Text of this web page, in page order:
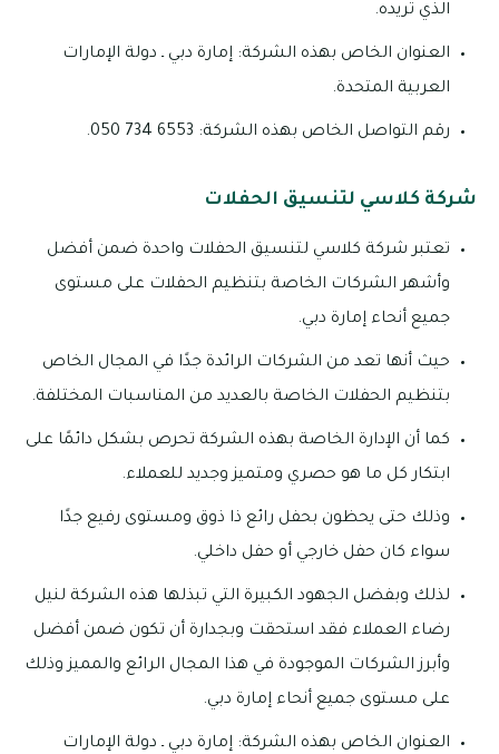
الذي تريده.
العنوان الخاص بهذه الشركة: إمارة دبي ـ دولة الإمارات
العربية المتحدة.
رقم التواصل الخاص بهذه الشركة: 6553 734 050.
شركة كلاسي لتنسيق الحفلات
تعتبر شركة كلاسي لتنسيق الحفلات واحدة ضمن أفضل
وأشهر الشركات الخاصة بتنظيم الحفلات على مستوى
جميع أنحاء إمارة دبي.
حيث أنها تعد من الشركات الرائدة جدًا في المجال الخاص
بتنظيم الحفلات الخاصة بالعديد من المناسبات المختلفة.
كما أن الإدارة الخاصة بهذه الشركة تحرص بشكل دائمًا على
ابتكار كل ما هو حصري ومتميز وجديد للعملاء.
وذلك حتى يحظون بحفل رائع ذا ذوق ومستوى رفيع جدًا
سواء كان حفل خارجي أو حفل داخلي.
لذلك وبفضل الجهود الكبيرة التي تبذلها هذه الشركة لنيل
رضاء العملاء فقد استحقت وبجدارة أن تكون ضمن أفضل
وأبرز الشركات الموجودة في هذا المجال الرائع والمميز وذلك
على مستوى جميع أنحاء إمارة دبي.
العنوان الخاص بهذه الشركة: إمارة دبي ـ دولة الإمارات